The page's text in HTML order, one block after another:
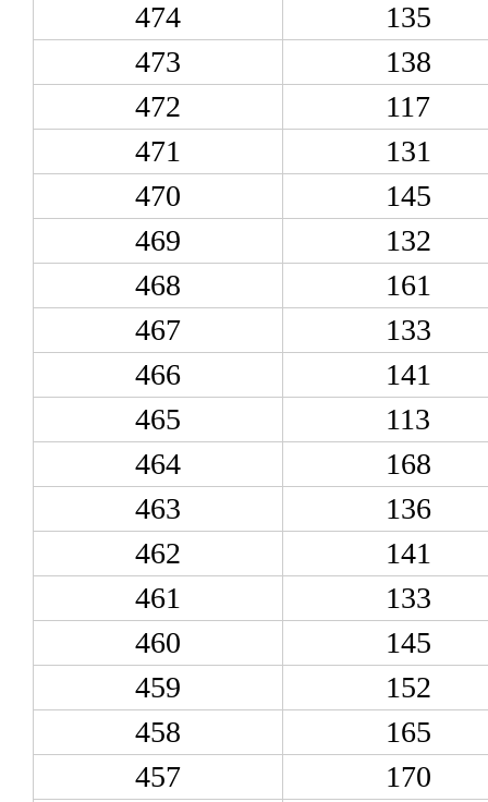
474
135
473
138
472
117
471
131
470
145
469
132
468
161
467
133
466
141
465
113
464
168
463
136
462
141
461
133
460
145
459
152
458
165
457
170